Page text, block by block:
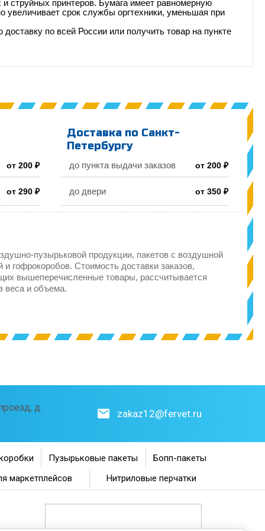
струйных принтеров. Бумага имеет равномерную
увеличивает срок службы оргтехники, уменьшая при
по всей России или получить товар на пункте
от 200 ₽
от 290 ₽
Доставка по Санкт-
Петербургу
до пункта выдачи заказов от 200 ₽
до двери от 350 ₽
пузырьковой продукции, пакетов с воздушной
и гофрокоробов. Стоимость доставки заказов,
вышеперечисленные товары, рассчитывается
веса и объема.
д.
zakaz12@fervet.ru
Пузырьковые пакеты
Бопп-пакеты
маркетплейсов
Нитриловые перчатки